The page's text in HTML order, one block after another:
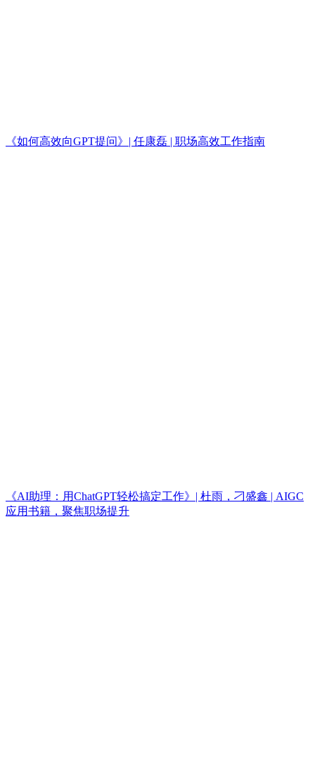
《如何高效向GPT提问》| 任康磊 | 职场高效工作指南
《AI助理：用ChatGPT轻松搞定工作》| 杜雨，刁盛鑫 | AIGC
应用书籍，聚焦职场提升